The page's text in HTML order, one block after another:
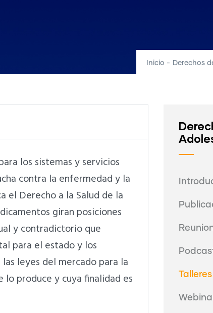
Inicio - Derechos
los sistemas y servicios
contra la enfermedad y la
el Derecho a la Salud de la
giran posiciones
y contradictorio que
para el estado y los
leyes del mercado para la
produce y cuya finalidad es
Talleres